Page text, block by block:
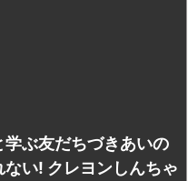
学ぶ友だちづきあいの
い! クレヨンしんちゃ